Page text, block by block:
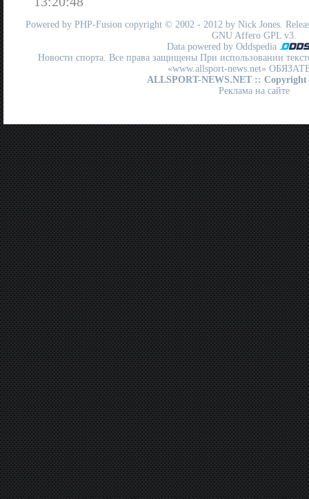
Powered by PHP-Fusion copyright © 2002 - 2012 by Nick Jones.
GNU Affero GPL v3.
Data powered by Oddspedia
Новости спорта. Все права защищены При использовании
«www.allsport-news.net»
ALLSPORT-NEWS.NET :: Copyright
Реклама на сайте